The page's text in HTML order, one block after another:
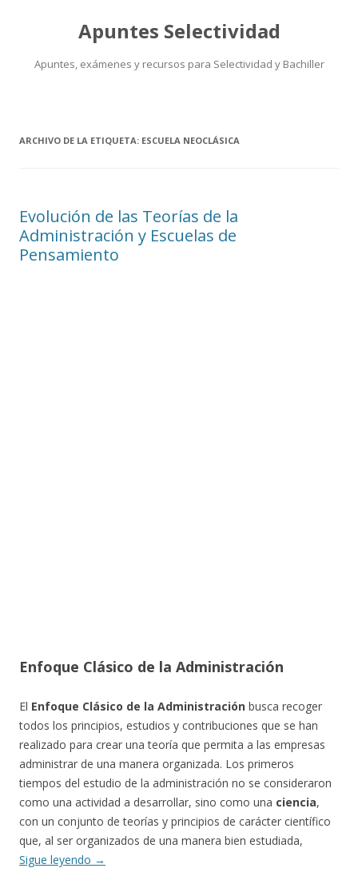
Apuntes Selectividad
Apuntes, exámenes y recursos para Selectividad y Bachiller
ARCHIVO DE LA ETIQUETA: ESCUELA NEOCLÁSICA
Evolución de las Teorías de la
Administración y Escuelas de
Pensamiento
Enfoque Clásico de la Administración
El Enfoque Clásico de la Administración busca recoger
todos los principios, estudios y contribuciones que se han
realizado para crear una teoría que permita a las empresas
administrar de una manera organizada. Los primeros
tiempos del estudio de la administración no se consideraron
como una actividad a desarrollar, sino como una ciencia,
con un conjunto de teorías y principios de carácter científico
que, al ser organizados de una manera bien estudiada,
Sigue leyendo →